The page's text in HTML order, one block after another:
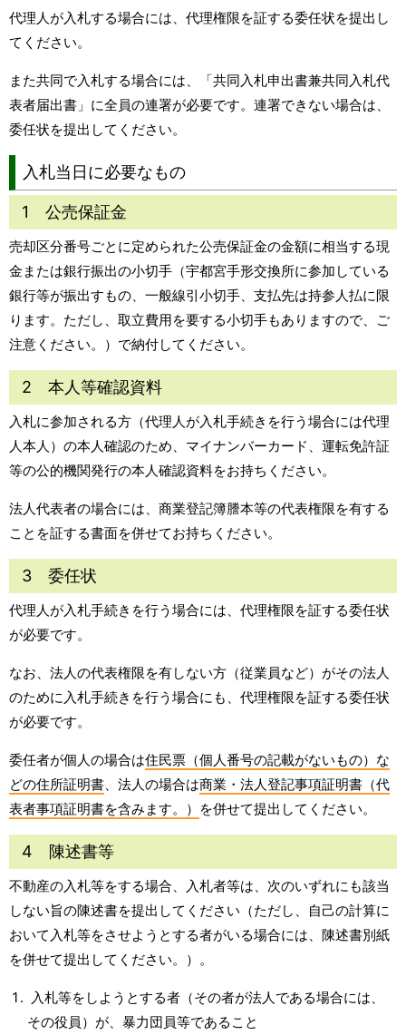
代理人が入札する場合には、代理権限を証する委任状を提出し
てください。
また共同で入札する場合には、「共同入札申出書兼共同入札代
表者届出書」に全員の連署が必要です。連署できない場合は、
委任状を提出してください。
入札当日に必要なもの
1 公売保証金
売却区分番号ごとに定められた公売保証金の金額に相当する現
金または銀行振出の小切手（宇都宮手形交換所に参加している
銀行等が振出すもの、一般線引小切手、支払先は持参人払に限
ります。ただし、取立費用を要する小切手もありますので、ご
注意ください。）で納付してください。
2 本人等確認資料
入札に参加される方（代理人が入札手続きを行う場合には代理
人本人）の本人確認のため、マイナンバーカード、運転免許証
等の公的機関発行の本人確認資料をお持ちください。
法人代表者の場合には、商業登記簿謄本等の代表権限を有する
ことを証する書面を併せてお持ちください。
3 委任状
代理人が入札手続きを行う場合には、代理権限を証する委任状
が必要です。
なお、法人の代表権限を有しない方（従業員など）がその法人
のために入札手続きを行う場合にも、代理権限を証する委任状
が必要です。
委任者が個人の場合は住民票（個人番号の記載がないもの）な
どの住所証明書、法人の場合は商業・法人登記事項証明書（代
表者事項証明書を含みます。） を併せて提出してください。
4 陳述書等
不動産の入札等をする場合、入札者等は、次のいずれにも該当
しない旨の陳述書を提出してください（ただし、自己の計算に
おいて入札等をさせようとする者がいる場合には、陳述書別紙
を併せて提出してください。）。
入札等をしようとする者（その者が法人である場合には、
その役員）が、暴力団員等であること